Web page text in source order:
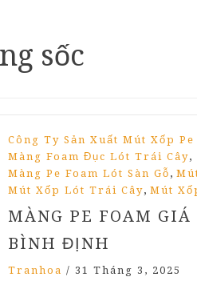
sốc
Công Ty Sản Xuất Mút Xốp Pe
Màng Foam Đục Lót Trái Cây,
Màng Pe Foam Lót Sàn Gỗ ,
Mút Xốp Lót Trái Cây, Mút
MÀNG PE FOAM GIÁ
BÌNH ĐỊNH
Tranhoa / 31 Tháng 3, 2025